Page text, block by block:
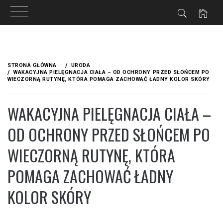
treściSTRONA GŁÓWNA
URODA
WAKACYJNA PIELĘGNACJA CIAŁA – OD OCHRONY PRZED SŁOŃCEM PO
WIECZORNĄ RUTYNĘ, KTÓRA POMAGA ZACHOWAĆ ŁADNY KOLOR SKÓRY
WAKACYJNA PIELĘGNACJA CIAŁA –
OD OCHRONY PRZED SŁOŃCEM PO
WIECZORNĄ RUTYNĘ, KTÓRA
POMAGA ZACHOWAĆ ŁADNY
KOLOR SKÓRY